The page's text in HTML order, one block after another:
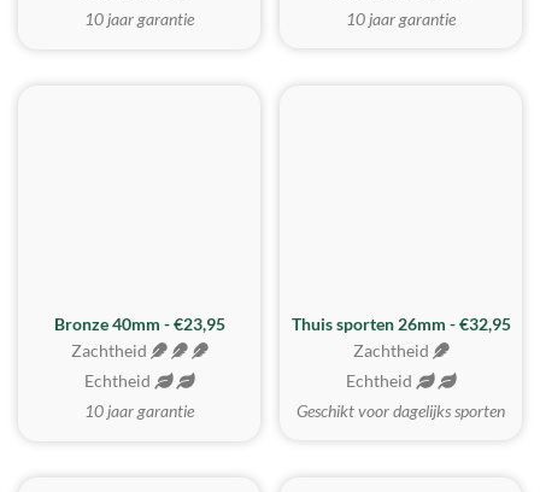
10 jaar garantie
10 jaar garantie
Bronze 40mm - €23,95
Zachtheid
Echtheid
10 jaar garantie
Thuis sporten 26mm - €32,95
Zachtheid
Echtheid
Geschikt voor dagelijks sporten